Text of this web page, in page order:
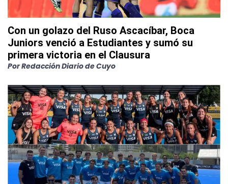
Con un golazo del Ruso Ascacíbar, Boca
Juniors venció a Estudiantes y sumó su
primera victoria en el Clausura
PorRedacción Diario de Cuyo